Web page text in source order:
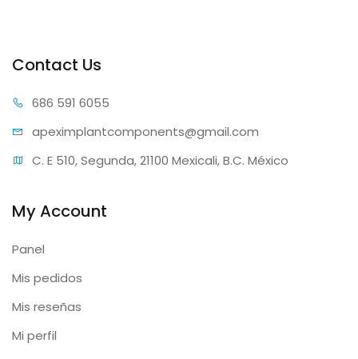
Contact Us
686 591 6055
apeximplantcomponents@gmail.com
C. E 510, Segunda, 21100 Mexicali, B.C. México
My Account
Panel
Mis pedidos
Mis reseñas
Mi perfil